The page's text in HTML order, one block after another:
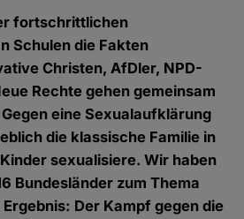
fortschrittlichen
Schulen die Fakten
Christen, AfDler, NPD-
Rechte gehen gemeinsam
eine Sexualaufklärung
die klassische Familie in
sexualisiere. Wir haben
Bundesländer zum Thema
Der Kampf gegen die